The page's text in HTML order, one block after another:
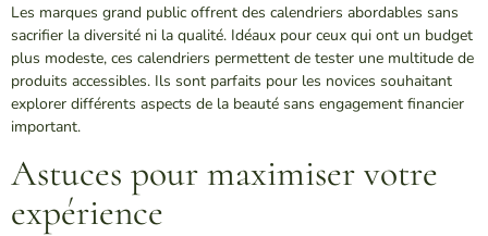
Les marques grand public offrent des calendriers abordables sans
sacrifier la diversité ni la qualité. Idéaux pour ceux qui ont un budget
plus modeste, ces calendriers permettent de tester une multitude de
produits accessibles. Ils sont parfaits pour les novices souhaitant
explorer différents aspects de la beauté sans engagement financier
important.
Astuces pour maximiser votre
expérience